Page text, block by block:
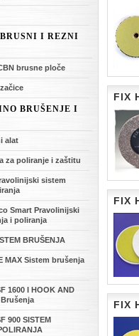
I REZNI
brusne ploče
BRUŠENJE I
alat
za poliranje i zaštitu
sistem
Smart Pravolinijski
i poliranja
BRUŠENJA
MAX Sistem brušenja
1600 I HOOK AND
900 SISTEM
FIX
FIX
FIX